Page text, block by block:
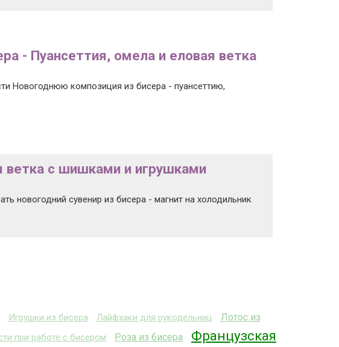
- Пуансеттия, омела и еловая ветка
Новогоднюю композиция из бисера - пуансеттию,
ветка с шишками и игрушками
новогодний сувенир из бисера - магнит на холодильник
Игрушки из бисера Лайфхаки для рукодельниц
Лотос из
при работе с бисером Роза из бисера
Французская